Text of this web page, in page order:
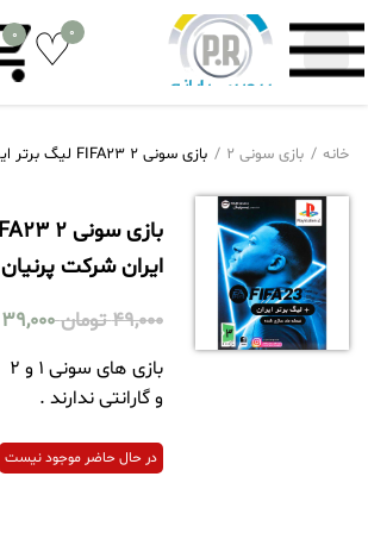
0
0
خانه بازی سونی 2 بازی سونی 2 FIFA23 لیگ برتر ایران شرکت پرنیان
ایران شرکت پرنیان
49,000 تومان 39,000
و گارانتی ندارند .
در حال حاضر موجود نیست